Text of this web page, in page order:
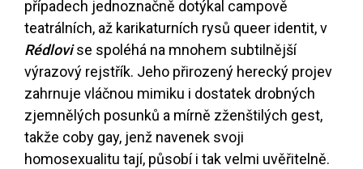
případech jednoznačně dotýkal campově
teatrálních, až karikaturních rysů queer identit, v
Rédlovise spoléhá na mnohem subtilnější
výrazový rejstřík. Jeho přirozený herecký projev
zahrnuje vláčnou mimiku i dostatek drobných
zjemnělých posunků a mírně zženštilých gest,
takže coby gay, jenž navenek svoji
homosexualitu tají, působí i tak velmi uvěřitelně.